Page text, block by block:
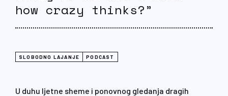
how crazy thinks?”
SLOBODNO LAJANJE PODCAST
U duhu ljetne sheme i ponovnog gledanja dragih